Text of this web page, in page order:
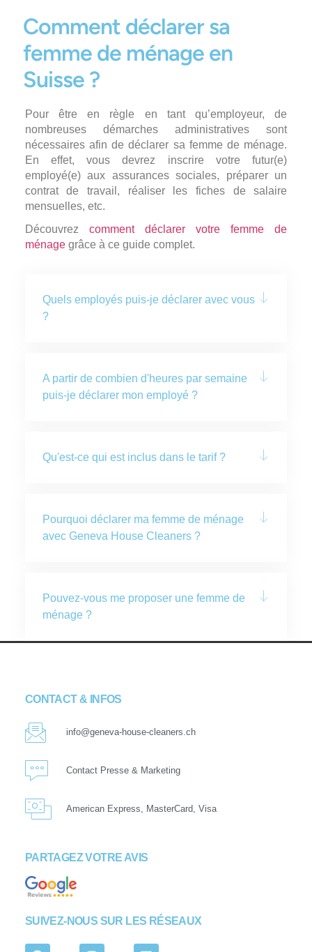
Comment déclarer sa
femme de ménage en
Suisse ?
Pour être en règle en tant qu’employeur, de
nombreuses démarches administratives sont
nécessaires afin de déclarer sa femme de ménage.
En effet, vous devrez inscrire votre futur(e)
employé(e) aux assurances sociales, préparer un
contrat de travail, réaliser les fiches de salaire
mensuelles, etc.
Découvrez comment déclarer votre femme de
ménagegrâce à ce guide complet.
Quels employés puis-je déclarer avec vous
?
A partir de combien d'heures par semaine
puis-je déclarer mon employé ?
Qu'est-ce qui est inclus dans le tarif ?
Pourquoi déclarer ma femme de ménage
avec Geneva House Cleaners ?
Pouvez-vous me proposer une femme de
ménage ?
CONTACT & INFOS
info@geneva-house-cleaners.ch
Contact Presse & Marketing
American Express, MasterCard, Visa
PARTAGEZ VOTRE AVIS
SUIVEZ-NOUS SUR LES RÉSEAUX